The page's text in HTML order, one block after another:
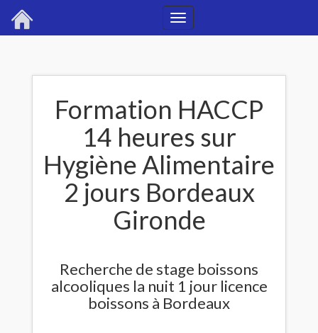
Toggle
Formation HACCP
14 heures sur
Hygiène Alimentaire
2 jours Bordeaux
Gironde
Recherche de stage boissons
alcooliques la nuit 1 jour licence
boissons à Bordeaux